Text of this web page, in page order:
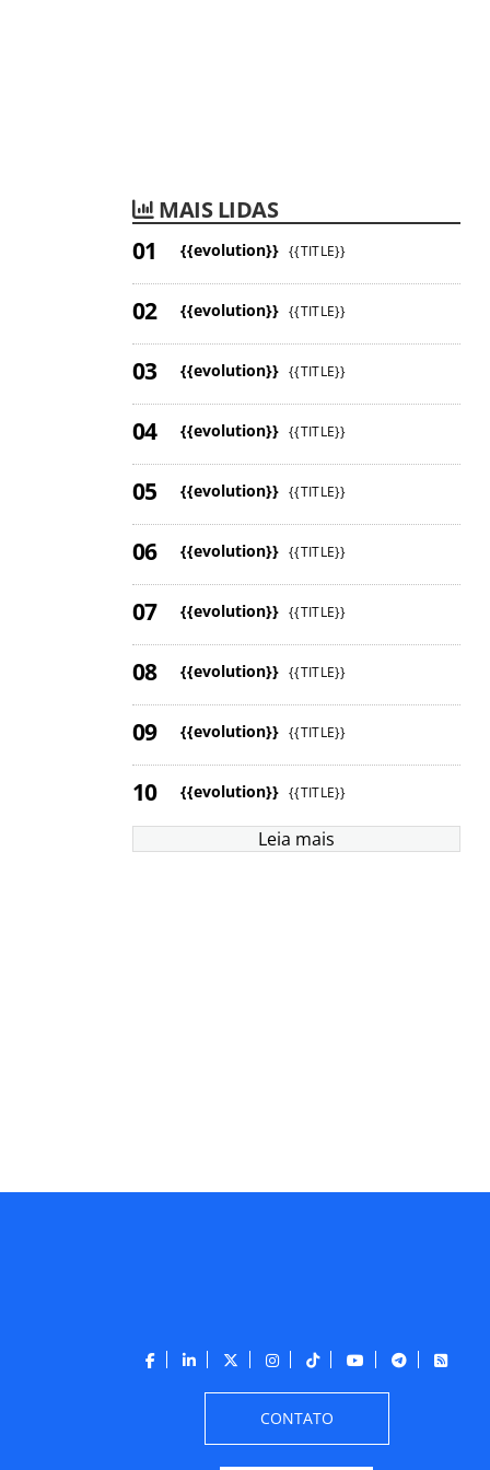
MAIS LIDAS
{{evolution}} {{TITLE}}
{{evolution}} {{TITLE}}
{{evolution}} {{TITLE}}
{{evolution}} {{TITLE}}
{{evolution}} {{TITLE}}
{{evolution}} {{TITLE}}
{{evolution}} {{TITLE}}
{{evolution}} {{TITLE}}
{{evolution}} {{TITLE}}
{{evolution}} {{TITLE}}
Leia mais
CONTATO